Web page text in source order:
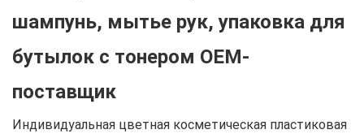
шампунь, мытье рук, упаковка для
бутылок с тонером OEM-
поставщик
Индивидуальная цветная косметическая пластиковая